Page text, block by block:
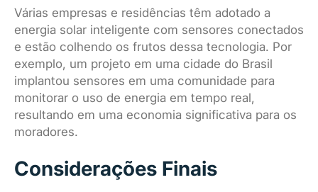
Várias empresas e residências têm adotado a
energia solar inteligente com sensores conectados
e estão colhendo os frutos dessa tecnologia. Por
exemplo, um projeto em uma cidade do Brasil
implantou sensores em uma comunidade para
monitorar o uso de energia em tempo real,
resultando em uma economia significativa para os
moradores.
Considerações Finais